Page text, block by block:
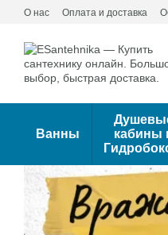
Перейти к основному
О нас Оплата и доставка
Ванны
кабины